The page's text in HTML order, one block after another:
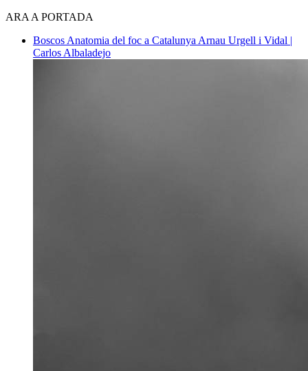
ARA A PORTADA
Boscos Anatomia del foc a Catalunya Arnau Urgell i Vidal |
Carlos Albaladejo